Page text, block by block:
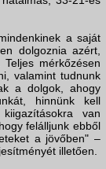
a saját
dolgoznia azért,
mérkőzésen
valamint tudnunk
a dolgok, ahogy
hinnünk kell
van
felálljunk ebből
a jövőben" –
illetően.